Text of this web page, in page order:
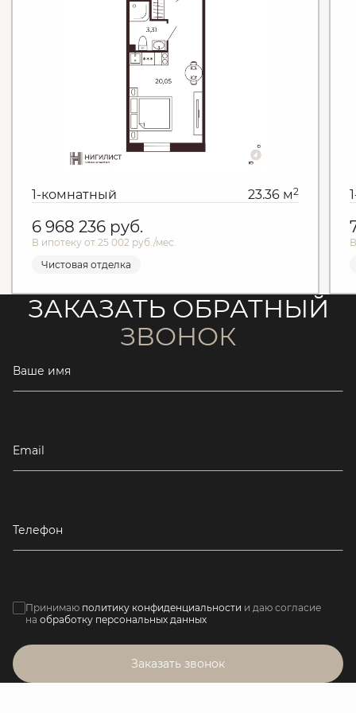
1-комнатный 23.36 м2
6 968 236 руб.
В ипотеку от 25 002 руб./мес.
Чистовая отделка
ЗАКАЗАТЬ ОБРАТНЫЙ
ЗВОНОК
Ваше имя
Email
Телефон
Принимаю политику конфиденциальности и даю согласие
на обработку персональных данных
Заказать звонок